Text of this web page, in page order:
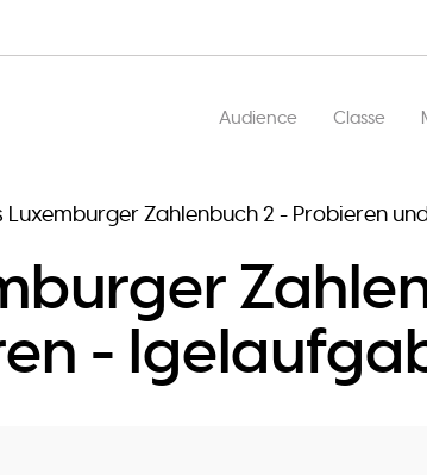
Main
Audience Classe
Luxemburger Zahlenbuch 2 - Probieren
-